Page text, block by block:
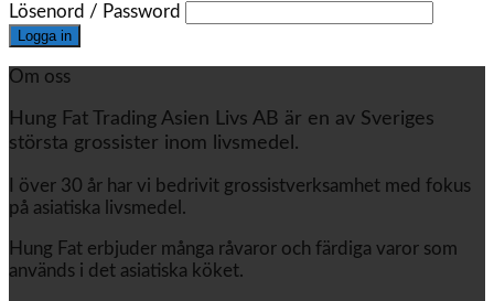
Lösenord / Password
Om oss
Hung Fat Trading Asien Livs AB är en av Sveriges
största grossister inom livsmedel.
I över 30 år har vi bedrivit grossistverksamhet med fokus
på asiatiska livsmedel.
Hung Fat erbjuder många råvaror och färdiga varor som
används i det asiatiska köket.